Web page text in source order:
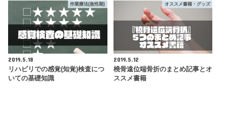
作業療法(急性期)
2019.5.18
リハビリでの感覚(知覚)検査につ
いての基礎知識
オススメ書籍・グッズ
2019.5.12
橈骨遠位端骨折のまとめ記事とオ
ススメ書籍